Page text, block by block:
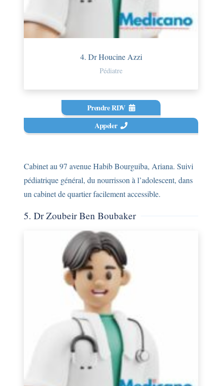
4. Dr Houcine Azzi
Pédiatre
Prendre RDV
Appeler
Cabinet au 97 avenue Habib Bourguiba, Ariana. Suivi
pédiatrique général, du nourrisson à l’adolescent, dans
un cabinet de quartier facilement accessible.
5. Dr Zoubeir Ben Boubaker